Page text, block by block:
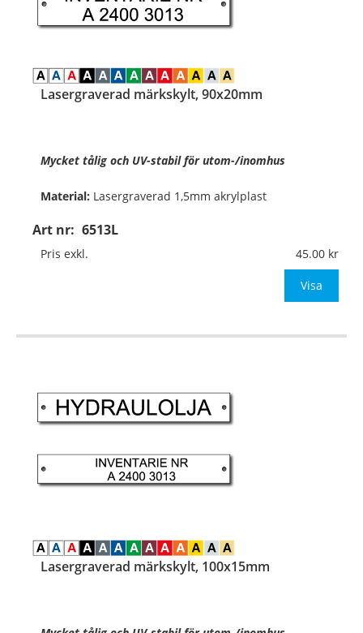
Lasergraverad märkskylt, 90x20mm
Art nr: 6513L
Mycket tålig och UV-stabil för utom-/inomhus
Material: Lasergraverad 1,5mm akrylplast
Format:90x20mm
Pris exkl. 45.00
Visa
Lasergraverad märkskylt, 100x15mm